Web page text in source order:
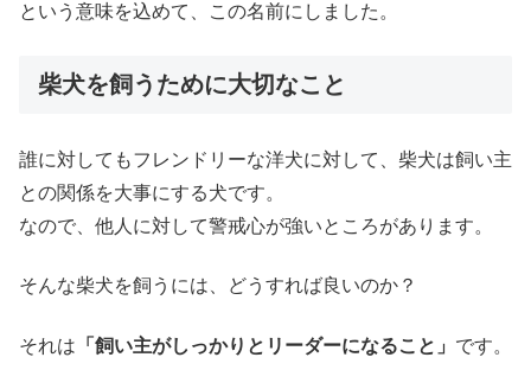
という意味を込めて、この名前にしました。
柴犬を飼うために大切なこと
誰に対してもフレンドリーな洋犬に対して、柴犬は飼い主
との関係を大事にする犬です。
なので、他人に対して警戒心が強いところがあります。
そんな柴犬を飼うには、どうすれば良いのか？
それは 「飼い主がしっかりとリーダーになること」 です。